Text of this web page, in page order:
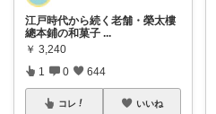
江戸時代から続く老舗・榮太樓
總本鋪の和菓子 ...
￥ 3,240
1 0 644
コレ いいね